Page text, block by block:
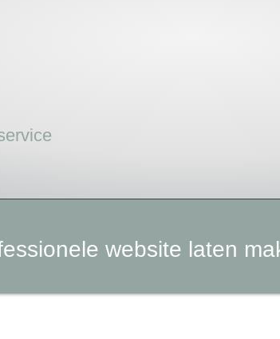
website laten